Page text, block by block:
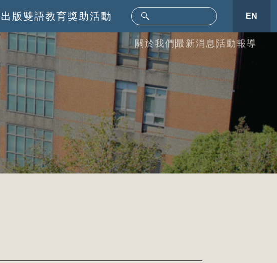
出版雙語教育獎助活動 EN
關於我們 最新消息 活動報導